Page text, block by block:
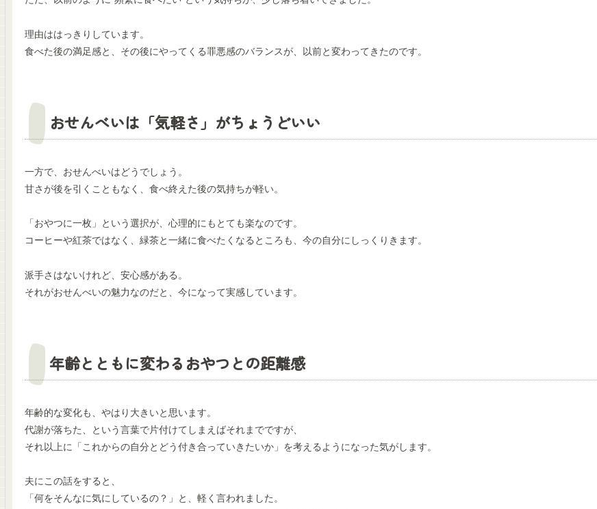
理由ははっきりしています。
食べた後の満足感と、その後にやってくる罪悪感のバランスが、以前と変わってきたのです。
おせんべいは「気軽さ」がちょうどいい
一方で、おせんべいはどうでしょう。
甘さが後を引くこともなく、食べ終えた後の気持ちが軽い。
「おやつに一枚」という選択が、心理的にもとても楽なのです。
コーヒーや紅茶ではなく、緑茶と一緒に食べたくなるところも、今の自分にしっくりきます。
派手さはないけれど、安心感がある。
それがおせんべいの魅力なのだと、今になって実感しています。
年齢とともに変わるおやつとの距離感
年齢的な変化も、やはり大きいと思います。
代謝が落ちた、という言葉で片付けてしまえばそれまでですが、
それ以上に「これからの自分とどう付き合っていきたいか」を考えるようになった気がします。
夫にこの話をすると、
「何をそんなに気にしているの？」と、軽く言われました。